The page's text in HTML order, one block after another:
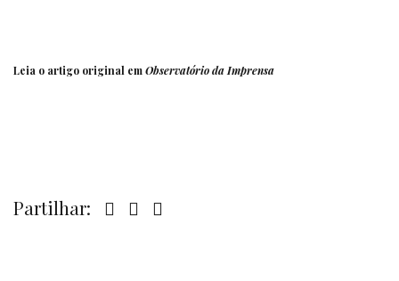
Leia o artigo original emObservatório da Imprensa
Partilhar: